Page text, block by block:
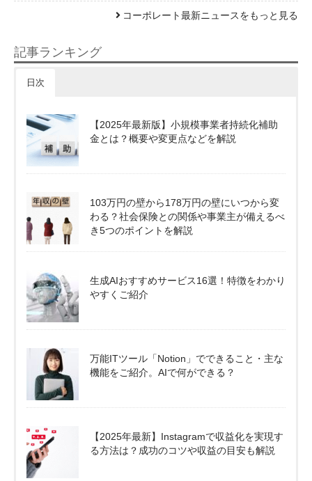
コーポレート最新ニュースをもっと見る
記事ランキング
日次
【2025年最新版】小規模事業者持続化補助
金とは？概要や変更点などを解説
103万円の壁から178万円の壁にいつから変
わる？社会保険との関係や事業主が備えるべ
き5つのポイントを解説
生成AIおすすめサービス16選！特徴をわかり
やすくご紹介
万能ITツール「Notion」でできること・主な
機能をご紹介。AIで何ができる？
【2025年最新】Instagramで収益化を実現す
る方法は？成功のコツや収益の目安も解説